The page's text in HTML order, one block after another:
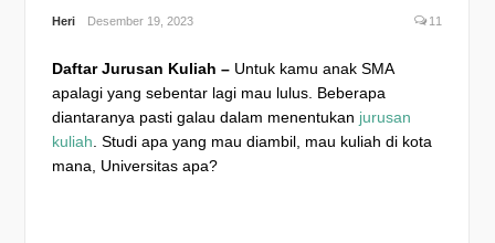
Heri Desember 19, 2023 11
Daftar Jurusan Kuliah –Untuk kamu anak SMA
apalagi yang sebentar lagi mau lulus. Beberapa
diantaranya pasti galau dalam menentukan jurusan
kuliah. Studi apa yang mau diambil, mau kuliah di kota
mana, Universitas apa?